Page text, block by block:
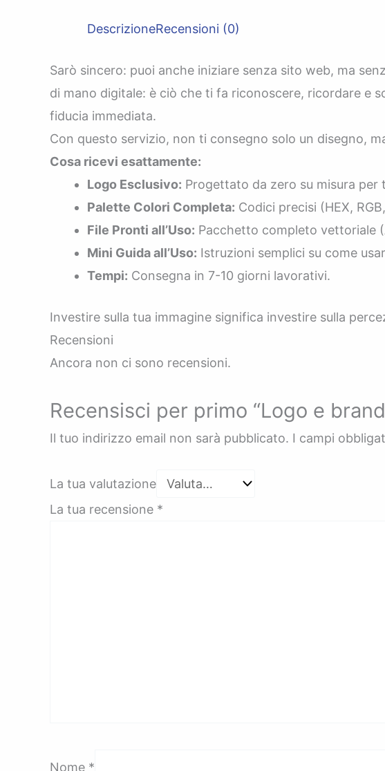
DescrizioneRecensioni (0)
Sarò sincero: puoi anche iniziare senza sito web, ma
di mano digitale: è ciò che ti fa riconoscere, ricordare e
fiducia immediata.
Con questo servizio, non ti consegno solo un disegno,
Cosa ricevi esattamente:
Logo Esclusivo: Progettato da zero su misura
Palette Colori Completa: Codici precisi (HEX,
File Pronti all’Uso: Pacchetto completo vettoriale
Mini Guida all’Uso: Istruzioni semplici su come
Tempi: Consegna in 7-10 giorni lavorativi.
Investire sulla tua immagine significa investire sulla
Recensioni
Ancora non ci sono recensioni.
Recensisci per primo “Logo e
Il tuo indirizzo email non sarà pubblicato. I campi
La tua valutazione
La tua recensione *
Nome *